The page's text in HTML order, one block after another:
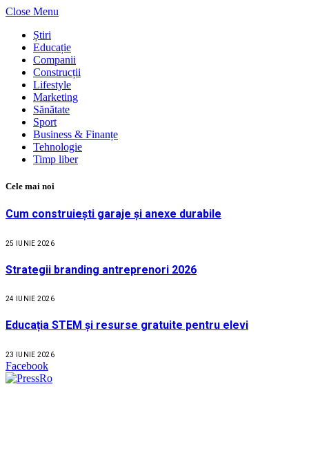
Close Menu
Știri
Educație
Companii
Construcții
Lifestyle
Marketing
Sănătate
Sport
Business & Finanțe
Tehnologie
Timp liber
Cele mai noi
Cum construiești garaje și anexe durabile
25 IUNIE 2026
Strategii branding antreprenori 2026
24 IUNIE 2026
Educația STEM și resurse gratuite pentru elevi
23 IUNIE 2026
Facebook